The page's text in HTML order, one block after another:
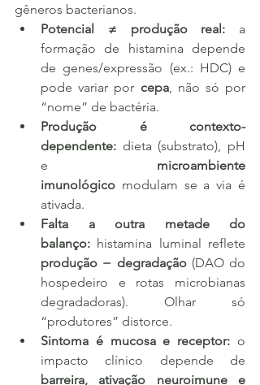
gêneros bacterianos.
Potencial ≠ produção real: a
formação de histamina depende
de genes/expressão (ex.: HDC) e
pode variar por cepa, não só por
“nome” de bactéria.
Produção é contexto-
dependente: dieta (substrato), pH
e microambiente
imunológico modulam se a via é
ativada.
Falta a outra metade do
balanço:
produção − degradação (DAO do
hospedeiro e rotas microbianas
degradadoras). Olhar só
“produtores” distorce.
Sintoma é mucosa e receptor: o
barreira, ativação neuroimune e